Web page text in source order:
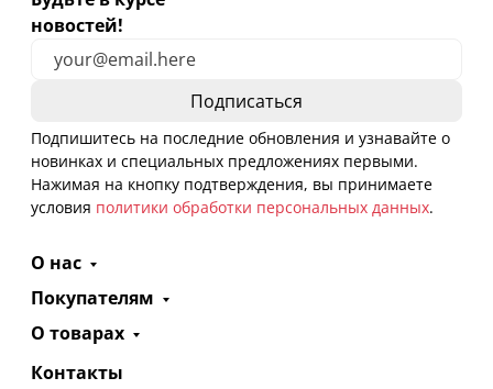
новостей!
Подпишитесь на последние обновления и узнавайте о
новинках и специальных предложениях первыми.
Нажимая на кнопку подтверждения, вы принимаете
условия политики обработки персональных данных.
О нас
Покупателям
О товарах
Контакты